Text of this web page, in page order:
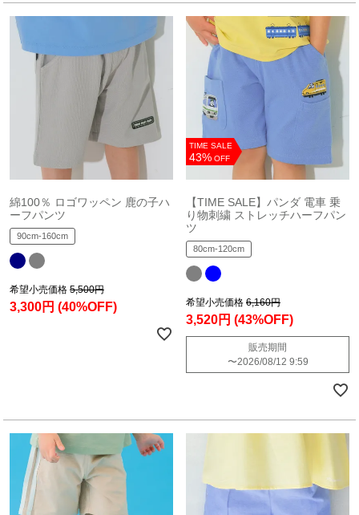
綿100％ ロゴワッペン 鹿の子ハ
ーフパンツ
90cm-160cm
希望小売価格 5,500円
3,300円 (40%OFF)
TIME SALE
43% OFF
【TIME SALE】パンダ 電車 乗
り物刺繍 ストレッチハーフパン
ツ
80cm-120cm
希望小売価格 6,160円
3,520円 (43%OFF)
販売期間
〜2026/08/12 9:59